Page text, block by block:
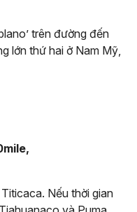
trên đường đến
lớn thứ hai ở Nam Mỹ,
Nếu thời gian